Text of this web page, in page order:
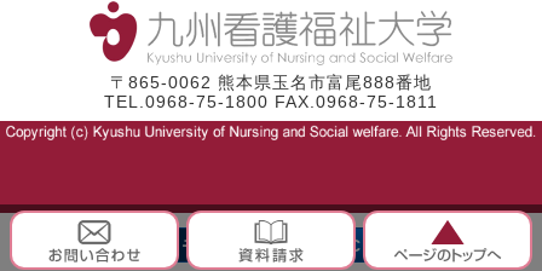
〒865-0062 熊本県玉名市富尾888番地
TEL.0968-75-1800 FAX.0968-75-1811
モバイル PC